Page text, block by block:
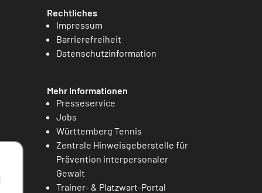
Rechtliches
Impressum
Barrierefreiheit
Datenschutzinformation
Mehr Informationen
Presseservice
Jobs
Württemberg Tennis
Zentrale Hinweisgeberstelle für
Prävention interpersonaler
Gewalt
Trainer- & Platzwart-Portal